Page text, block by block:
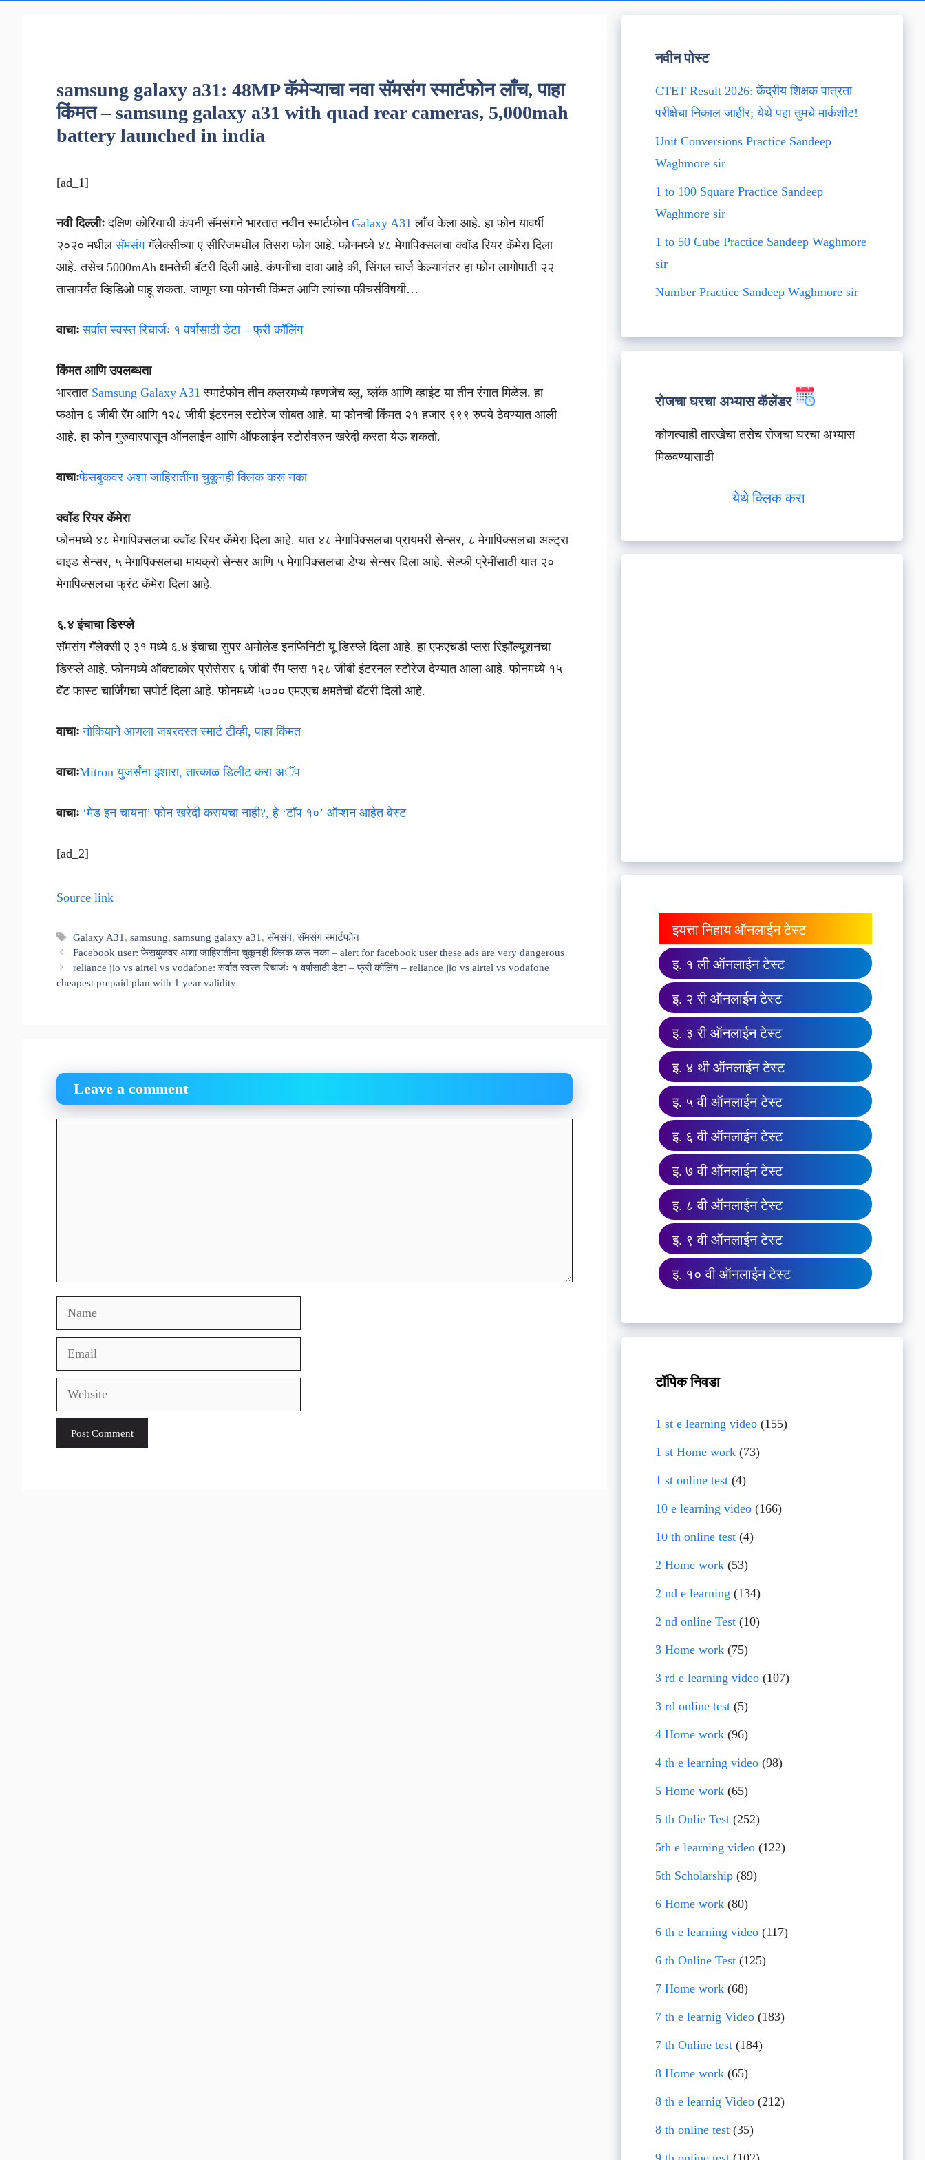
samsung galaxy a31: 48MP कॅमेऱ्याचा नवा सॅमसंग स्मार्टफोन लाँच, पाहा
किंमत – samsung galaxy a31 with quad rear cameras, 5,000mah
battery launched in india
[ad_1]
नवी दिल्लीःदक्षिण कोरियाची कंपनी सॅमसंगने भारतात नवीन स्मार्टफोन Galaxy A31 लाँच केला आहे. हा फोन यावर्षी
२०२० मधीलसॅमसंगगॅलेक्सीच्या ए सीरिजमधील तिसरा फोन आहे. फोनमध्ये ४८ मेगापिक्सलचा क्वॉड रियर कॅमेरा दिला
आहे. तसेच 5000mAh क्षमतेची बॅटरी दिली आहे. कंपनीचा दावा आहे की, सिंगल चार्ज केल्यानंतर हा फोन लागोपाठी २२
तासापर्यंत व्हिडिओ पाहू शकता. जाणून घ्या फोनची किंमत आणि त्यांच्या फीचर्सविषयी…
वाचाःसर्वात स्वस्त रिचार्जः १ वर्षासाठी डेटा – फ्री कॉलिंग
किंमत आणि उपलब्धता
भारतात Samsung Galaxy A31 स्मार्टफोन तीन कलरमध्ये म्हणजेच ब्लू, ब्लॅक आणि व्हाईट या तीन रंगात मिळेल. हा
फओन ६ जीबी रॅम आणि १२८ जीबी इंटरनल स्टोरेज सोबत आहे. या फोनची किंमत २१ हजार ९९९ रुपये ठेवण्यात आली
आहे. हा फोन गुरुवारपासून ऑनलाईन आणि ऑफलाईन स्टोर्सवरुन खरेदी करता येऊ शकतो.
वाचाःफेसबुकवर अशा जाहिरातींना चुकूनही क्लिक करू नका
क्वॉड रियर कॅमेरा
फोनमध्ये ४८ मेगापिक्सलचा क्वॉड रियर कॅमेरा दिला आहे. यात ४८ मेगापिक्सलचा प्रायमरी सेन्सर, ८ मेगापिक्सलचा अल्ट्रा
वाइड सेन्सर, ५ मेगापिक्सलचा मायक्रो सेन्सर आणि ५ मेगापिक्सलचा डेप्थ सेन्सर दिला आहे. सेल्फी प्रेमींसाठी यात २०
मेगापिक्सलचा फ्रंट कॅमेरा दिला आहे.
६.४ इंचाचा डिस्प्ले
सॅमसंग गॅलेक्सी ए ३१ मध्ये ६.४ इंचाचा सुपर अमोलेड इनफिनिटी यू डिस्प्ले दिला आहे. हा एफएचडी प्लस रिझॉल्यूशनचा
डिस्प्ले आहे. फोनमध्ये ऑक्टाकोर प्रोसेसर ६ जीबी रॅम प्लस १२८ जीबी इंटरनल स्टोरेज देण्यात आला आहे. फोनमध्ये १५
वॅट फास्ट चार्जिंगचा सपोर्ट दिला आहे. फोनमध्ये ५००० एमएएच क्षमतेची बॅटरी दिली आहे.
वाचाःनोकियाने आणला जबरदस्त स्मार्ट टीव्ही, पाहा किंमत
वाचाःMitron युजर्संना इशारा, तात्काळ डिलीट करा अॅप
वाचाः ‘मेड इन चायना’ फोन खरेदी करायचा नाही?, हे ‘टॉप १०’ ऑप्शन आहेत बेस्ट
[ad_2]
Source link
Tags
Galaxy A31 ,samsung,samsung galaxy a31 ,सॅमसंग,सॅमसंग स्मार्टफोन
Facebook user: फेसबुकवर अशा जाहिरातींना चुकूनही क्लिक करू नका – alert for facebook user these ads are very dangerous
reliance jio vs airtel vs vodafone: सर्वात स्वस्त रिचार्जः १ वर्षासाठी डेटा – फ्री कॉलिंग – reliance jio vs airtel vs vodafone
cheapest prepaid plan with 1 year validity
Leave a comment
Name
Email
Website
नवीन पोस्ट
CTET Result 2026: केंद्रीय शिक्षक पात्रता
परीक्षेचा निकाल जाहीर; येथे पहा तुमचे मार्कशीट!
Unit Conversions Practice Sandeep
Waghmore sir
1 to 100 Square Practice Sandeep
Waghmore sir
1 to 50 Cube Practice Sandeep Waghmore
sir
Number Practice Sandeep Waghmore sir
रोजचा घरचा अभ्यास कॅलेंडर
कोणत्याही तारखेचा तसेच रोजचा घरचा अभ्यास
मिळवण्यासाठी
येथे क्लिक करा
इयत्ता निहाय ऑनलाईन टेस्ट
इ. १ ली ऑनलाईन टेस्ट
इ. २ री ऑनलाईन टेस्ट
इ. ३ री ऑनलाईन टेस्ट
इ. ४ थी ऑनलाईन टेस्ट
इ. ५ वी ऑनलाईन टेस्ट
इ. ६ वी ऑनलाईन टेस्ट
इ. ७ वी ऑनलाईन टेस्ट
इ. ८ वी ऑनलाईन टेस्ट
इ. ९ वी ऑनलाईन टेस्ट
इ. १० वी ऑनलाईन टेस्ट
टॉपिक निवडा
1 st e learning video(155)
1 st Home work(73)
1 st online test(4)
10 e learning video(166)
10 th online test(4)
2 Home work(53)
2 nd e learning (134)
2 nd online Test(10)
3 Home work(75)
3 rd e learning video(107)
3 rd online test(5)
4 Home work(96)
4 th e learning video(98)
5 Home work(65)
5 th Onlie Test(252)
5th e learning video(122)
5th Scholarship(89)
6 Home work(80)
6 th e learning video(117)
6 th Online Test(125)
7 Home work(68)
7 th e learnig Video(183)
7 th Online test(184)
8 Home work(65)
8 th e learnig Video(212)
8 th online test(35)